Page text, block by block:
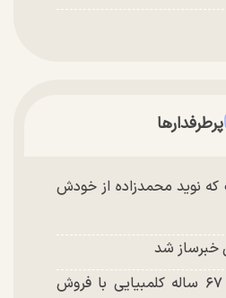
پرطرفدارها
نوید محمدزاده از خودش
خبرساز شد
ملکه شایعه کلمبیا؛ زن ۶۷ ساله کلمبیایی با فروش